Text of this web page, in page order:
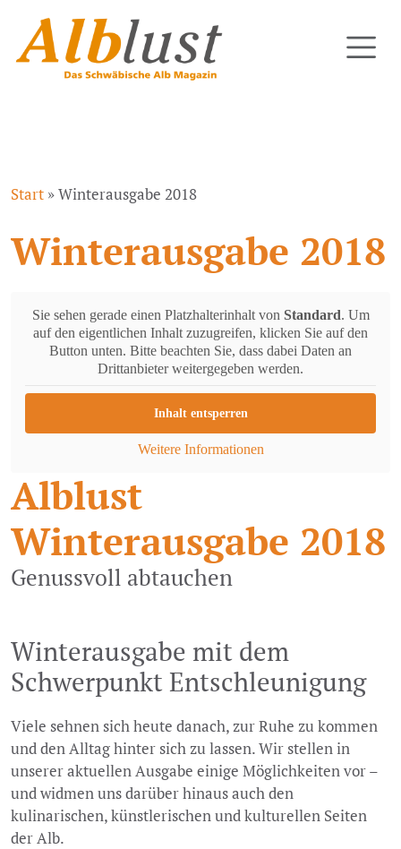
Start »Winterausgabe 2018
Winterausgabe 2018
Sie sehen gerade einen Platzhalterinhalt von Standard. Um
auf den eigentlichen Inhalt zuzugreifen, klicken Sie auf den
Button unten. Bitte beachten Sie, dass dabei Daten an
Drittanbieter weitergegeben werden.
Inhalt entsperren
Weitere Informationen
Alblust
Winterausgabe 2018
Genussvoll abtauchen
Winterausgabe mit dem
Schwerpunkt Entschleunigung
Viele sehnen sich heute danach, zur Ruhe zu kommen
und den Alltag hinter sich zu lassen. Wir stellen in
unserer aktuellen Ausgabe einige Möglichkeiten vor –
und widmen uns darüber hinaus auch den
kulinarischen, künstlerischen und kulturellen Seiten
der Alb.